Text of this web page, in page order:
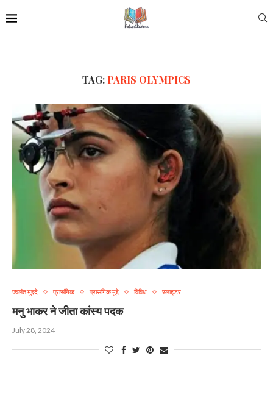
TAG: PARIS OLYMPICS
ज्वलंत मुद्ददे प्रासंगिक प्रासंगिक मुद्दे विविध स्लाइडर
मनु भाकर ने जीता कांस्य पदक
July 28, 2024